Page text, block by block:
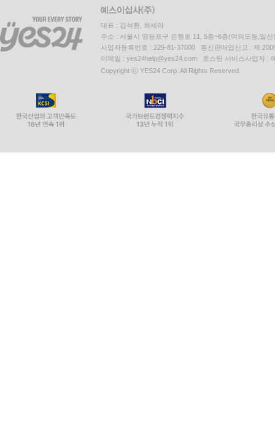
대표 : 김석환, 최세라
주소 : 서울시 영등포구 은행로 11, 5층~6층(여의도동,일신
사업자등록번호 : 229-81-37000 통신판매업신고 : 제
이메일 : yes24help@yes24.com 호스팅 서비스사업자 :
Copyright ⓒ YES24 Corp. All Rights Reserved.